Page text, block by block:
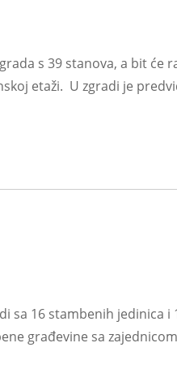
s 39 stanova, a bit
etaži. U zgradi je
sa 16 stambenih jedinica
građevine sa zajednicom